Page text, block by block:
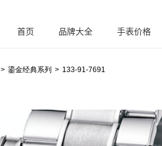
腕
首页 品牌大全 手表价格
鎏金经典系列 133-91-7691